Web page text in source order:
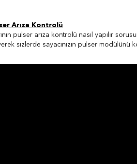
Arıza Kontrolü
pulser arıza kontrolü nasıl yapılır
sizlerde sayacınızın pulser modülünü